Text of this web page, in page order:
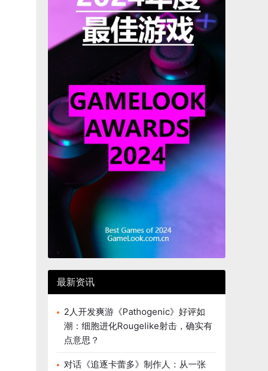
最新资讯
2人开发爽游《Pathogenic》好评如
潮：细胞进化Rougelike射击，确实有
点意思？
对话《追逐卡蕾多》制作人：从一张